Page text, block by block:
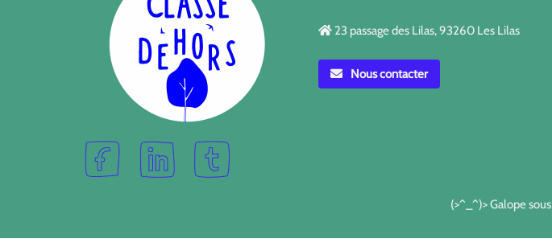
23 passage des Lilas, 93260 Les Lilas
Nous contacter
(>^_^)> Galope sous